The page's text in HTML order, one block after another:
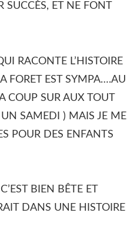
SUCCÈS, ET NE FONT
RACONTE L’HISTOIRE
FORET EST SYMPA….AU
COUP SUR AUX TOUT
UN SAMEDI ) MAIS JE ME
POUR DES ENFANTS
BIEN BÊTE ET
DANS UNE HISTOIRE